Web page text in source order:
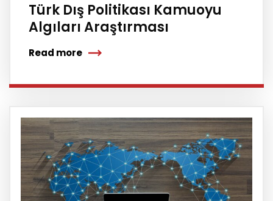
Türk Dış Politikası Kamuoyu
Algıları Araştırması
Read more